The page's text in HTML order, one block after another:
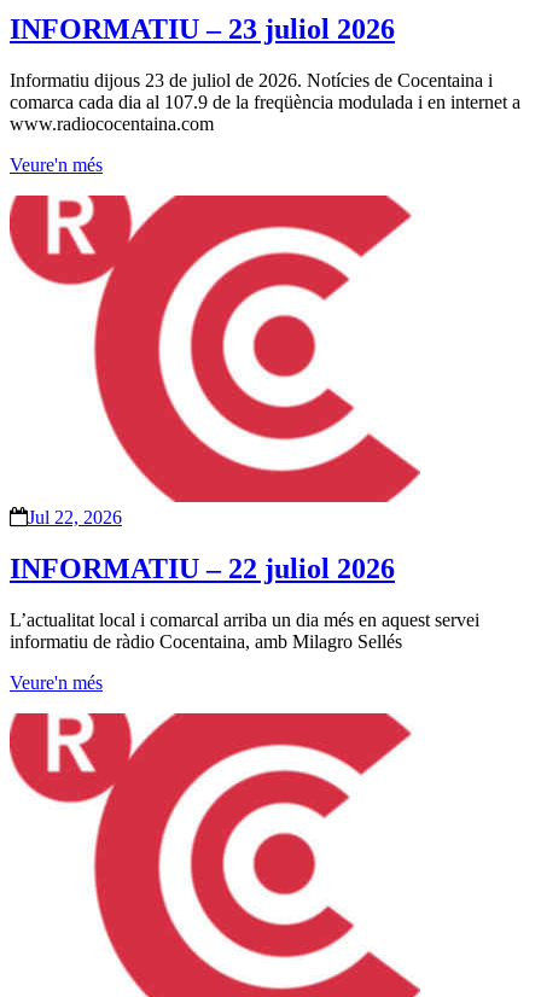
INFORMATIU – 23 juliol 2026
Informatiu dijous 23 de juliol de 2026. Notícies de Cocentaina i
comarca cada dia al 107.9 de la freqüència modulada i en internet a
www.radiococentaina.com
Veure'n més
Jul 22, 2026
INFORMATIU – 22 juliol 2026
L’actualitat local i comarcal arriba un dia més en aquest servei
informatiu de ràdio Cocentaina, amb Milagro Sellés
Veure'n més